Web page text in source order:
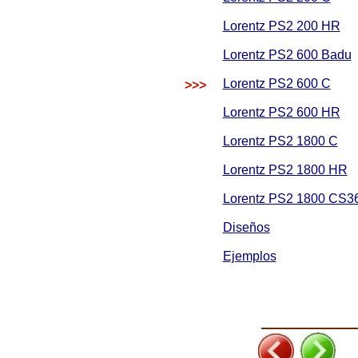
Lorentz PS2 200 HR
Lorentz PS2 600 Badu
Lorentz PS2 600 C
Lorentz PS2 600 HR
Lorentz PS2 1800 C
Lorentz PS2 1800 HR
Lorentz PS2 1800
Diseños
Ejemplos
>>>